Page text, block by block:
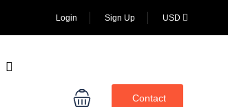
Login Sign Up USD
Contact